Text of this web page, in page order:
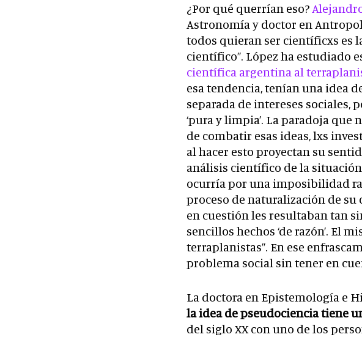
¿Por qué querrían eso?
Astronomía y doctor en
todos quieran ser científicxs es
científico”. López ha estudiado
científica argentina al
esa tendencia, tenían una idea
separada de intereses sociales,
‘pura y limpia’. La paradoja que
de combatir esas ideas, lxs
al hacer esto proyectan su
análisis científico de la
ocurría por una imposibilidad
proceso de naturalización de
en cuestión les resultaban tan
sencillos hechos ‘de razón’. El
terraplanistas”. En ese
problema social sin tener en
La doctora en Epistemología e
la idea de pseudociencia tiene
del siglo XX con uno de los